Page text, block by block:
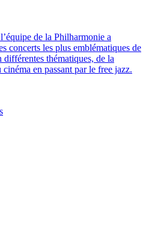
de la Philharmonie a
concerts les plus emblématiques de
différentes thématiques, de la
en passant par le free jazz.